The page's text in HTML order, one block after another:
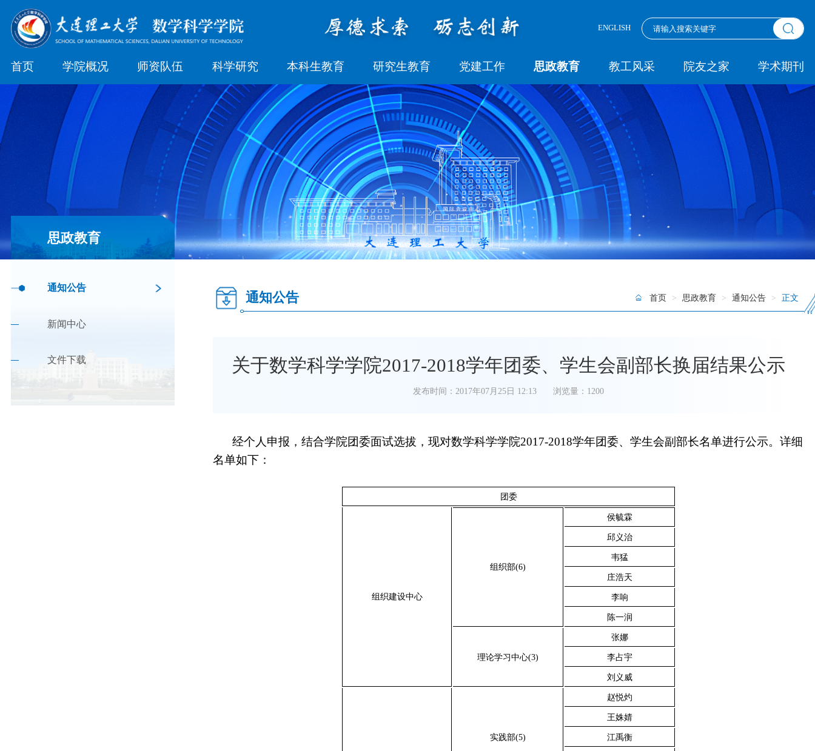
ENGLISH
首页 学院概况 师资队伍 科学研究 本科生教育 研究生教育 党建工作 思政教育 教工风采 院友之家 学术期刊
思政教育
通知公告
新闻中心
文件下载
通知公告 首页 > 思政教育 > 通知公告 > 正文
关于数学科学学院2017-2018学年团委、学生会副部长换届结果公示
发布时间：2017年07月25日 12:13 浏览量： 1200
经个人申报，结合学院团委面试选拔，现对数学科学学院2017-2018学年团委、学生会副部长名单进行公示。详细
名单如下：
团委
组织建设中心
组织部(6)
侯毓霖
邱义治
韦猛
庄浩天
李响
陈一润
理论学习中心(3)
张娜
李占宇
刘义威
实践部(5)
赵悦灼
王姝婧
江禹衡